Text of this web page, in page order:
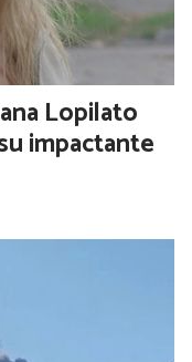
Lopilato
impactante